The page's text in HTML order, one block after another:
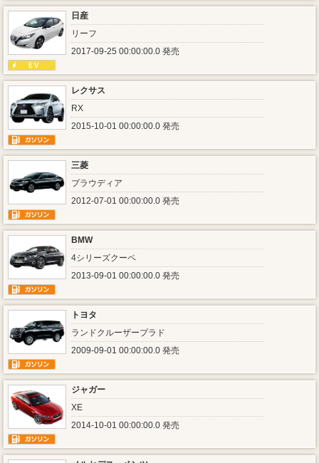
日産
リーフ
2017-09-25 00:00:00.0 発売
レクサス
RX
2015-10-01 00:00:00.0 発売
三菱
プラウディア
2012-07-01 00:00:00.0 発売
BMW
4シリーズクーペ
2013-09-01 00:00:00.0 発売
トヨタ
ランドクルーザープラド
2009-09-01 00:00:00.0 発売
ジャガー
XE
2014-10-01 00:00:00.0 発売